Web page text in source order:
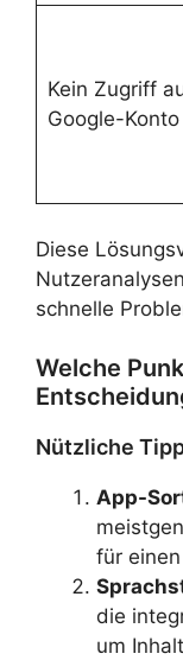
Kein Zugriff
Google-Konto
Diese
schnelle
Welche
Nützliche
App-
für
die
um